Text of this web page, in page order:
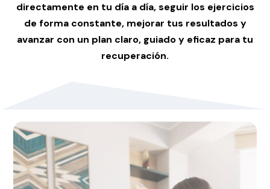
directamente en tu día a día, seguir los ejercicios
de forma constante, mejorar tus resultados y
avanzar con un plan claro, guiado y eficaz para tu
recuperación.